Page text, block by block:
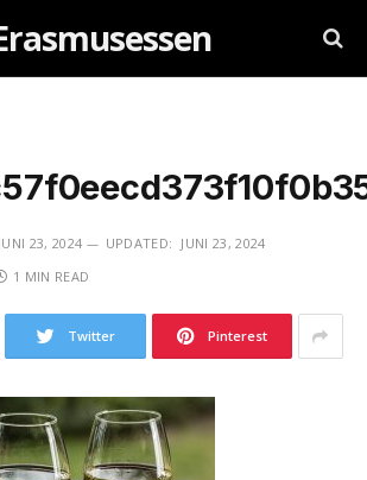
JUNI 23, 2024 UPDATED: JUNI 23, 2024
1 MIN READ
Twitter Pinterest